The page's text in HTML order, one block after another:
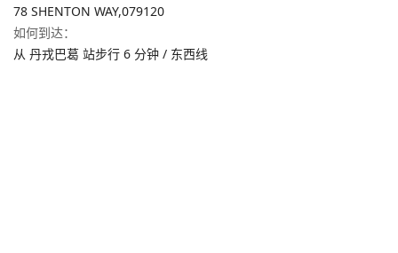
78 SHENTON WAY,079120
如何到达：
从 丹戎巴葛 站步行 6 分钟 / 东西线